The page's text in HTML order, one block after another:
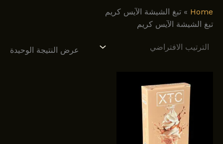
Home
»تبغ الشيشة الآيس كريم
تبغ الشيشة الآيس كريم
عرض النتيجة الوحيدة